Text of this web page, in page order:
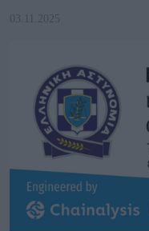
03.11.2025